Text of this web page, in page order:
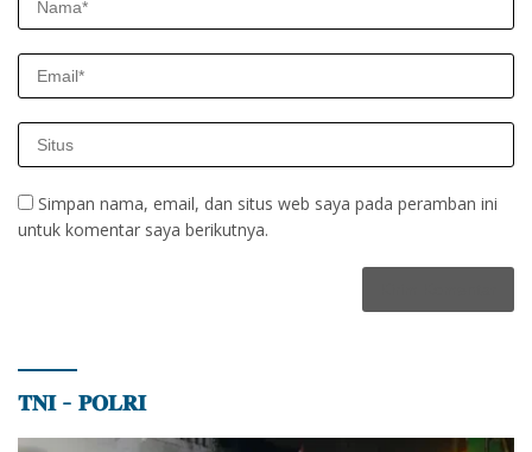
Simpan nama, email, dan situs web saya pada peramban ini
untuk komentar saya berikutnya.
𝐓𝐍𝐈 – 𝐏𝐎𝐋𝐑𝐈